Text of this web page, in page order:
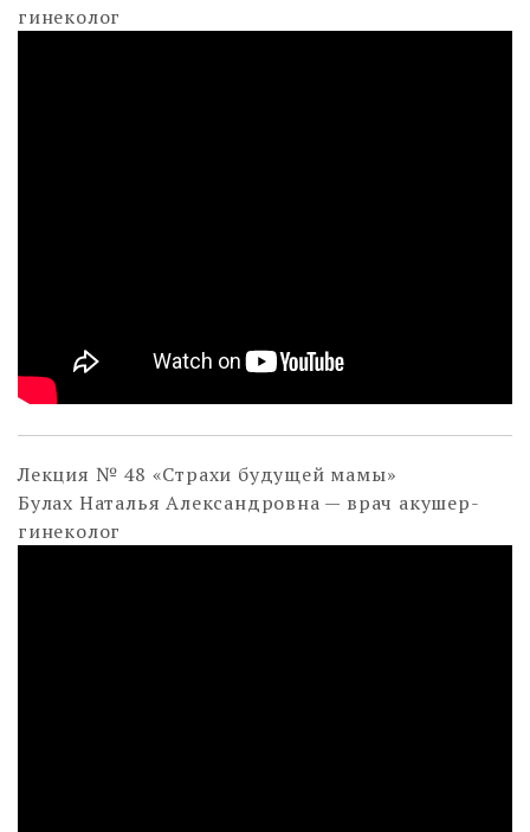
гинеколог
Лекция № 48 «Cтрахи будущей мамы»
Булах Наталья Александровна — врач акушер-
гинеколог